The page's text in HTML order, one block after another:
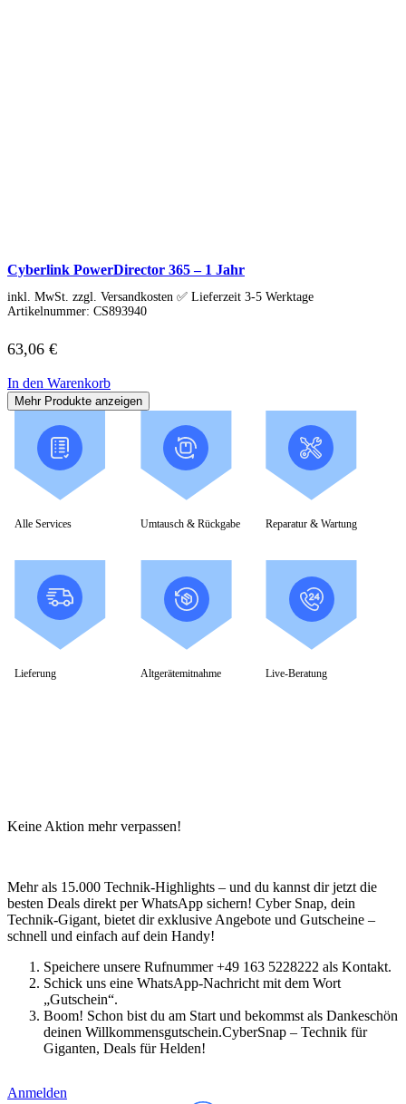
Cyberlink PowerDirector 365 – 1 Jahr
inkl. MwSt. zzgl. Versandkosten ✅ Lieferzeit 3-5 Werktage
Artikelnummer: CS893940
63,06 €
In den Warenkorb
Mehr Produkte anzeigen
Alle Services Umtausch & Rückgabe Reparatur & Wartung
Lieferung Altgerätemitnahme Live-Beratung
Keine Aktion mehr verpassen!
Mehr als 15.000 Technik-Highlights – und du kannst dir jetzt die
besten Deals direkt per WhatsApp sichern! Cyber Snap, dein
Technik-Gigant, bietet dir exklusive Angebote und Gutscheine –
schnell und einfach auf dein Handy!
Speichere unsere Rufnummer +49 163 5228222 als Kontakt.
Schick uns eine WhatsApp-Nachricht mit dem Wort
„Gutschein“.
Boom! Schon bist du am Start und bekommst als Dankeschön
deinen Willkommensgutschein.CyberSnap – Technik für
Giganten, Deals für Helden!
Anmelden